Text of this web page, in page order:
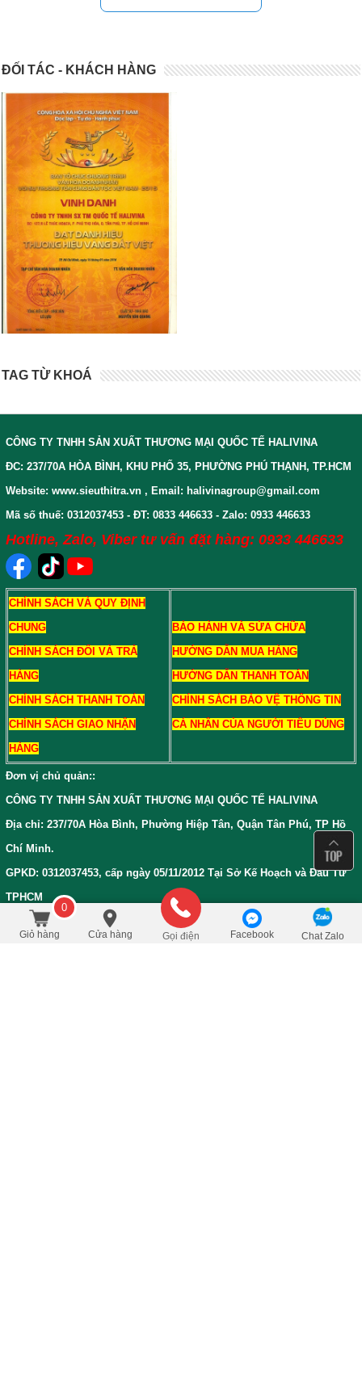
300.000 150.000 /Cái Đặt mua
ĐỐI TÁC - KHÁCH HÀNG
TAG TỪ KHOÁ
CÔNG TY TNHH SẢN XUẤT THƯƠNG MẠI QUỐC TẾ HALIVINA
ĐC: 237/70A HÒA BÌNH, KHU PHỐ 35, PHƯỜNG PHÚ THẠNH, TP.HCM
Website: www.sieuthitra.vn , Email: halivinagroup@gmail.com
Mã số thuế: 0312037453 - ĐT: 0833 446633 - Zalo: 0933 446633
Hotline, Zalo, Viber tư vấn đặt hàng: 0933 446633
CHÍNH SÁCH VÀ QUY ĐỊNH
CHUNG
CHÍNH SÁCH ĐỔI VÀ TRẢ
HÀNG
CHÍNH SÁCH THANH TOÁN
CHÍNH SÁCH GIAO NHẬN
HÀNG
BẢO HÀNH VÀ SỬA CHỮA
HƯỚNG DẪN MUA HÀNG
HƯỚNG DẪN THANH TOÁN
CHÍNH SÁCH BẢO VỆ THÔNG TIN
CÁ NHÂN CỦA NGƯỜI TIÊU DÙNG
Đơn vị chủ quản::
CÔNG TY TNHH SẢN XUẤT THƯƠNG MẠI QUỐC TẾ HALIVINA
Địa chỉ: 237/70A Hòa Bình, Phường Hiệp Tân, Quận Tân Phú, TP Hồ
Chí Minh.
GPKD: 0312037453, cấp ngày 05/11/2012 Tại Sở Kế Hoạch và Đầu Tư
TPHCM
0
Giỏ hàng Cửa hàng Gọi điện Facebook Chat Zalo